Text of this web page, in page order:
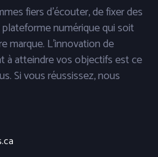
fiers d'écouter, de fixer des
numérique qui soit
marque. L'innovation de
à atteindre vos objectifs est ce
Si vous réussissez, nous